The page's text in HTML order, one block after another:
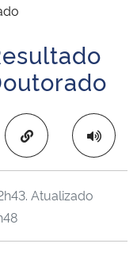
Copiar para área
. Atualizado